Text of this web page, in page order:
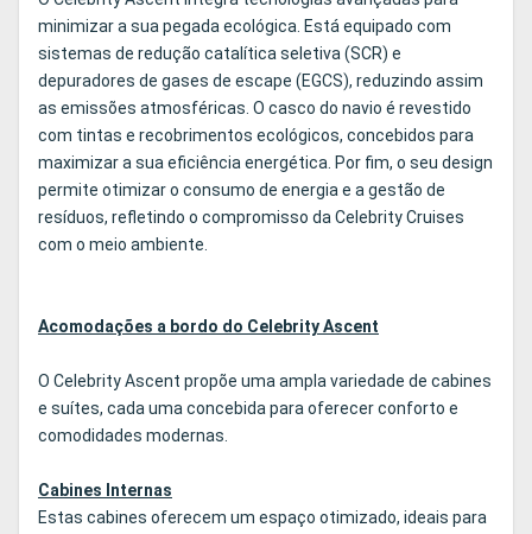
minimizar a sua pegada ecológica. Está equipado com
sistemas de redução catalítica seletiva (SCR) e
depuradores de gases de escape (EGCS), reduzindo assim
as emissões atmosféricas. O casco do navio é revestido
com tintas e recobrimentos ecológicos, concebidos para
maximizar a sua eficiência energética. Por fim, o seu design
permite otimizar o consumo de energia e a gestão de
resíduos, refletindo o compromisso da Celebrity Cruises
com o meio ambiente.
Acomodações a bordo do Celebrity Ascent
O Celebrity Ascent propõe uma ampla variedade de cabines
e suítes, cada uma concebida para oferecer conforto e
comodidades modernas.
Cabines Internas
Estas cabines oferecem um espaço otimizado, ideais para